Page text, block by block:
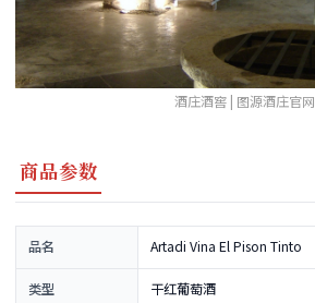
酒庄酒窖 | 图源酒庄官网
商品参数
品名 Artadi Vina El Pison Tinto
类型 干红葡萄酒